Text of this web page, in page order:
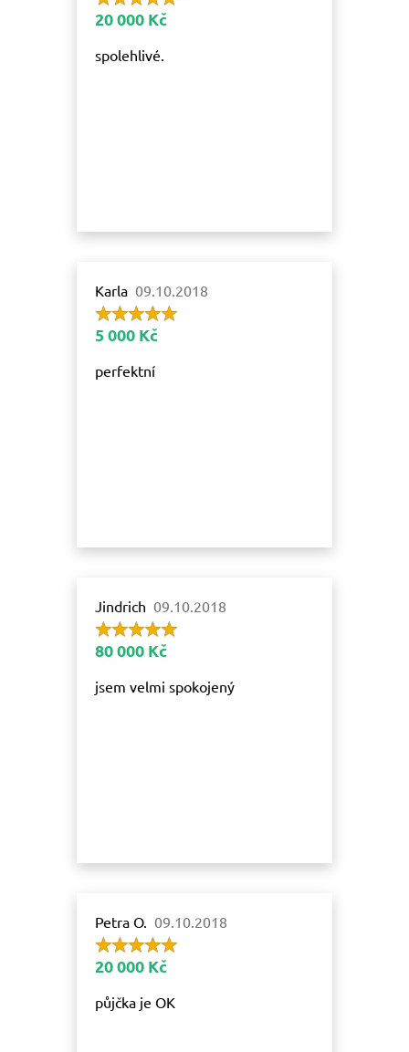
20 000 Kč
spolehlivé.
Karla 09.10.2018
5 000 Kč
perfektní
Jindrich 09.10.2018
80 000 Kč
jsem velmi spokojený
Petra O. 09.10.2018
20 000 Kč
půjčka je OK